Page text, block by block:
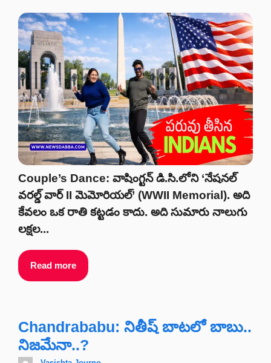
Couple’s Dance: వాషింగ్టన్ డి.సి.లోని ‘నేషనల్
వరల్డ్ వార్ II మెమోరియల్’ (WWII Memorial). అది
కేవలం ఒక రాతి కట్టడం కాదు. అది సుమారు నాలుగు
లక్షల...
Read more
Chandrababu: నితీష్ బాటలో బాబు..
నిజమేనా..?